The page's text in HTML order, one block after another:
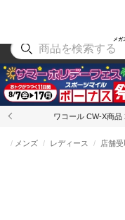
メガ
アウ
ワコール CW-X商
メンズ レディース 店舗